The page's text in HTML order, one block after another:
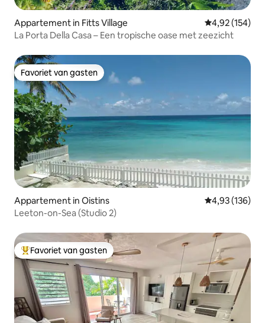
Appartement in Fitts Village Gemiddelde
4,92 (154)
La Porta Della Casa – Een tropische oase met zeezicht
Favoriet van gasten
Favoriet van gasten
Appartement in Oistins Gemiddelde
4,93 (136)
Leeton-on-Sea (Studio 2)
Topfavoriet van gasten
Favoriet van gasten